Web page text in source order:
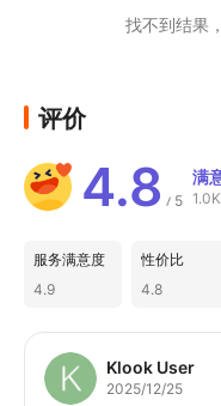
找不到结果
评价
4.8 / 5
满
服务满意度
4.9
性价比
4.8
Klook User
2025/12/25